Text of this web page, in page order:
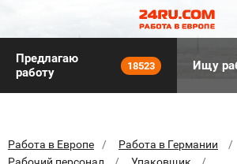
Предлагаю
работу
18523 Ищу
Работа в Европе
Работа в Германии